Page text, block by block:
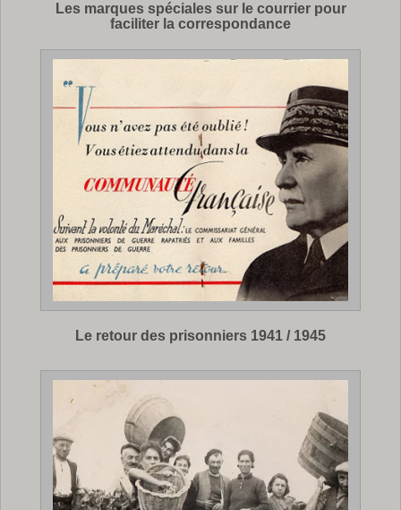
Les marques spéciales sur le courrier pour
faciliter la correspondance
Le retour des prisonniers 1941 / 1945